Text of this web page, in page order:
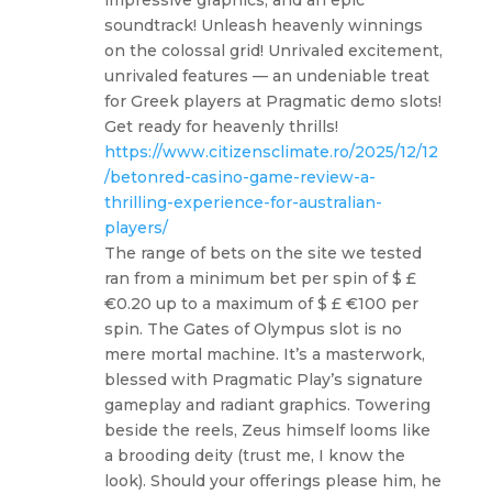
soundtrack! Unleash heavenly winnings
on the colossal grid! Unrivaled excitement,
unrivaled features — an undeniable treat
for Greek players at Pragmatic demo slots!
Get ready for heavenly thrills!
https://www.citizensclimate.ro/2025/12/12
/betonred-casino-game-review-a-
thrilling-experience-for-australian-
players/
The range of bets on the site we tested
ran from a minimum bet per spin of $ £
€0.20 up to a maximum of $ £ €100 per
spin. The Gates of Olympus slot is no
mere mortal machine. It’s a masterwork,
blessed with Pragmatic Play’s signature
gameplay and radiant graphics. Towering
beside the reels, Zeus himself looms like
a brooding deity (trust me, I know the
look). Should your offerings please him, he